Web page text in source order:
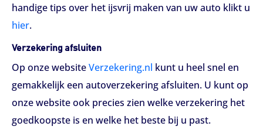
handige tips over het ijsvrij maken van uw auto klikt u
hier.
Verzekering afsluiten
Op onze websiteVerzekering.nl kunt u heel snel en
gemakkelijk een autoverzekering afsluiten. U kunt op
onze website ook precies zien welke verzekering het
goedkoopste is en welke het beste bij u past.